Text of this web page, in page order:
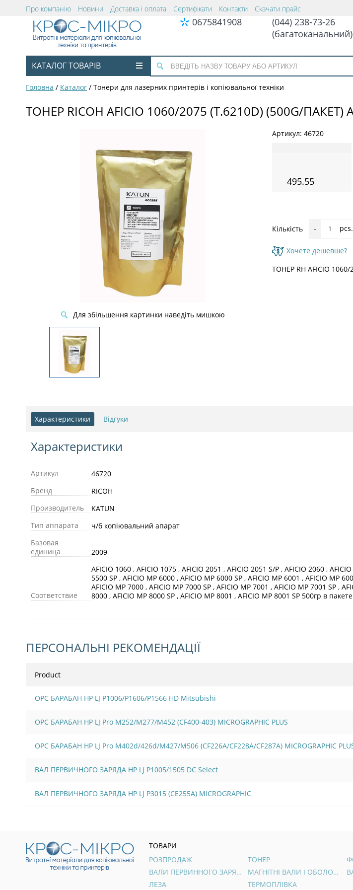
Про компанію Новини Доставка і оплата Сертифікати Контакти Скачати прайс
0675841908
(044) 238-73-26
(багатоканальний)
КАТАЛОГ ТОВАРІВ
Головна / Каталог / Тонери для лазерних принтерів і копіювальної техніки
ТОНЕР RICOH AFICIO 1060/2075 (T.6210D) (500G/ПАКЕТ)
Для збільшення картинки наведіть мишкою
Артикул: 46720
495.55
Кількість - pcs.
Хочете дешевше?
ТОНЕР RH AFICIO 1060/
Характеристики Відгуки
Характеристики
Артикул
46720
Бренд
RICOH
Производитель
KATUN
Тип аппарата
ч/б копіювальний апарат
Базовая
единица
2009
Соответствие
AFICIO 1060 , AFICIO 1075 , AFICIO 2051 , AFICIO 2051 S/P , AFICIO 2060 ,
5500 SP , AFICIO MP 6000 , AFICIO MP 6000 SP , AFICIO MP 6001 , AFICIO MP
AFICIO MP 7000 , AFICIO MP 7000 SP , AFICIO MP 7001 , AFICIO MP 7001 SP ,
8000 , AFICIO MP 8000 SP , AFICIO MP 8001 , AFICIO MP 8001 SP 500гр в пакете
ПЕРСОНАЛЬНІ РЕКОМЕНДАЦІЇ
Product
OPC БАРАБАН HP LJ P1006/Р1606/Р1566 HD Mitsubishi
OPC БАРАБАН HP LJ Pro M252/M277/M452 (CF400-403) MICROGRAPHIC PLUS
OPC БАРАБАН HP LJ Pro M402d/426d/M427/M506 (CF226A/CF228A/CF287A) MICROGRAPHIC
ВАЛ ПЕРВИЧНОГО ЗАРЯДА HP LJ P1005/1505 DC Select
ВАЛ ПЕРВИЧНОГО ЗАРЯДА HP LJ P3015 (СЕ255А) MICROGRAPHIC
ТОВАРИ
РОЗПРОДАЖ
ТОНЕР
ВАЛИ ПЕРВИННОГО ЗАРЯДУ
МАГНІТНІ ВАЛИ І ОБОЛОНКИ
ЛЕЗА
ТЕРМОПЛІВКА